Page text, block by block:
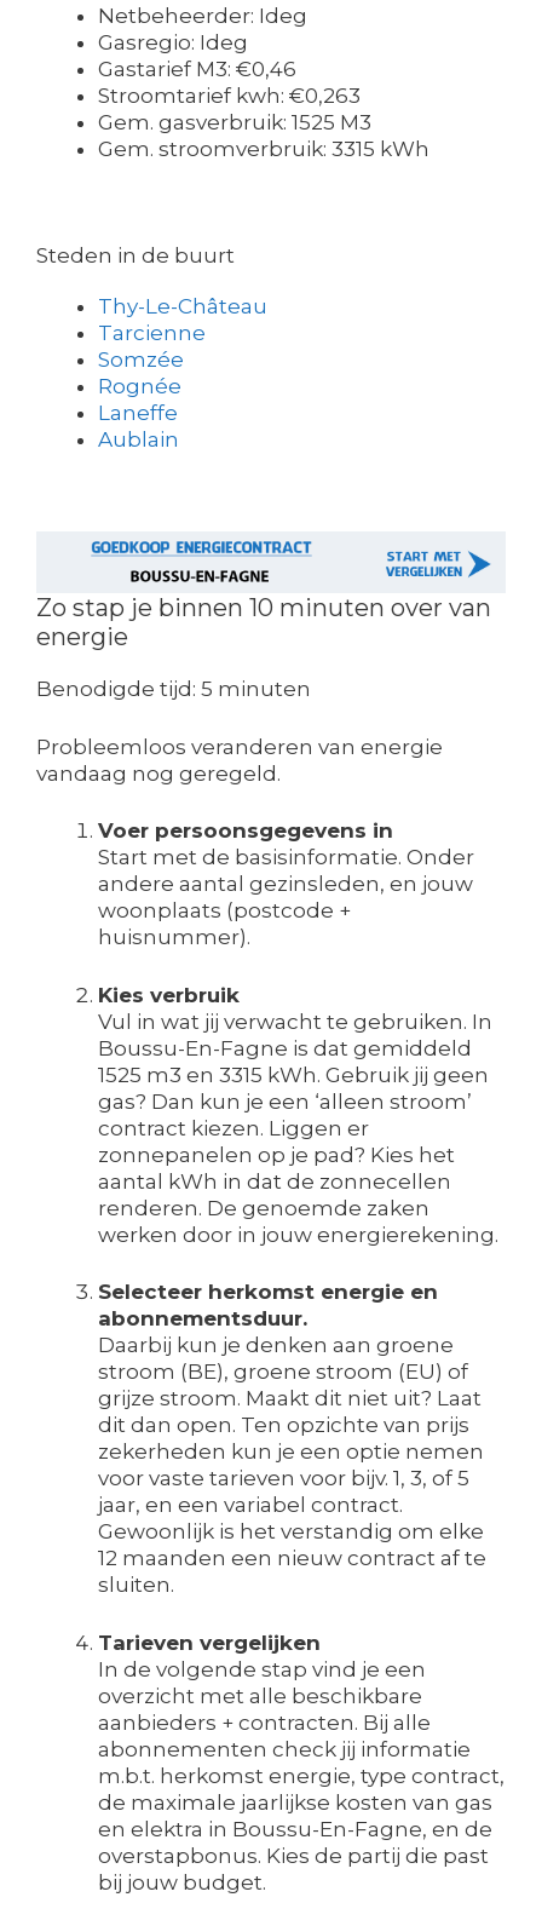
Netbeheerder: Ideg
Gasregio: Ideg
Gastarief M3: €0,46
Stroomtarief kwh: €0,263
Gem. gasverbruik: 1525 M3
Gem. stroomverbruik: 3315 kWh
Steden in de buurt
Thy-Le-Château
Tarcienne
Somzée
Rognée
Laneffe
Aublain
Zo stap je binnen 10 minuten over van
energie
Benodigde tijd: 5 minuten
Probleemloos veranderen van energie
vandaag nog geregeld.
Voer persoonsgegevens in
Start met de basisinformatie. Onder
andere aantal gezinsleden, en jouw
woonplaats (postcode +
huisnummer).
Kies verbruik
Vul in wat jij verwacht te gebruiken. In
Boussu-En-Fagne is dat gemiddeld
1525 m3 en 3315 kWh. Gebruik jij geen
gas? Dan kun je een ‘alleen stroom’
contract kiezen. Liggen er
zonnepanelen op je pad? Kies het
aantal kWh in dat de zonnecellen
renderen. De genoemde zaken
werken door in jouw energierekening.
Selecteer herkomst energie en
abonnementsduur.
Daarbij kun je denken aan groene
stroom (BE), groene stroom (EU) of
grijze stroom. Maakt dit niet uit? Laat
dit dan open. Ten opzichte van prijs
zekerheden kun je een optie nemen
voor vaste tarieven voor bijv. 1, 3, of 5
jaar, en een variabel contract.
Gewoonlijk is het verstandig om elke
12 maanden een nieuw contract af te
sluiten.
Tarieven vergelijken
In de volgende stap vind je een
overzicht met alle beschikbare
aanbieders + contracten. Bij alle
abonnementen check jij informatie
m.b.t. herkomst energie, type contract,
de maximale jaarlijkse kosten van gas
en elektra in Boussu-En-Fagne, en de
overstapbonus. Kies de partij die past
bij jouw budget.